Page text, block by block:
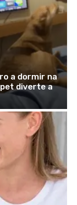
a dormir na
diverte a